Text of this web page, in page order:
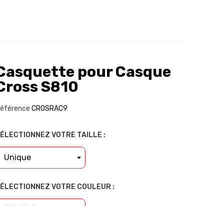
pour Casque
S810
CROSRAC9
VOTRE TAILLE :
VOTRE COULEUR :